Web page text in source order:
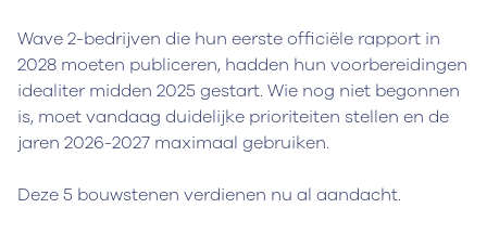
Wave 2-bedrijven die hun eerste officiële rapport in
2028 moeten publiceren, hadden hun voorbereidingen
idealiter midden 2025 gestart. Wie nog niet begonnen
is, moet vandaag duidelijke prioriteiten stellen en de
jaren 2026-2027 maximaal gebruiken.
Deze 5 bouwstenen verdienen nu al aandacht.